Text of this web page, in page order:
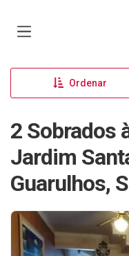
Ordenar
2 Sobrados
Jardim
Guarulhos,